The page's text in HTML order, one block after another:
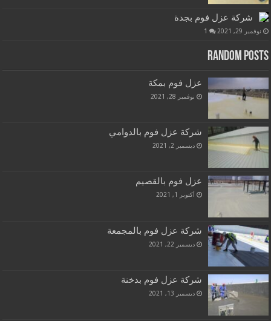
شركة عزل فوم بجدة
نوفمبر 29, 2021 1
Random Posts
عزل فوم بمكة
نوفمبر 28, 2021
شركة عزل فوم بالدوامي
ديسمبر 2, 2021
عزل فوم بالقصيم
أكتوبر 1, 2021
شركة عزل فوم بالمجمعة
ديسمبر 22, 2021
شركة عزل فوم بدخنة
ديسمبر 13, 2021